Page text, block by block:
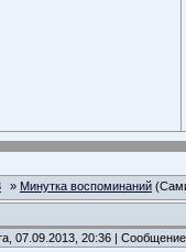
» Минутка воспоминаний
07.09.2013, 20:36 |